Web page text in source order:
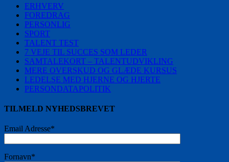
ERHVERV
FOREDRAG
PERSONLIG
SPORT
TALENT TEST
7 VEJE TIL SUCCES SOM LEDER
SAMTALEKORT – TALENTUDVIKLING
MERE OVERSKUD OG GLÆDE KURSUS
LEDELSE MED HJERNE OG HJERTE
PERSONDATAPOLITIK
TILMELD NYHEDSBREVET
Email Adresse*
Fornavn*